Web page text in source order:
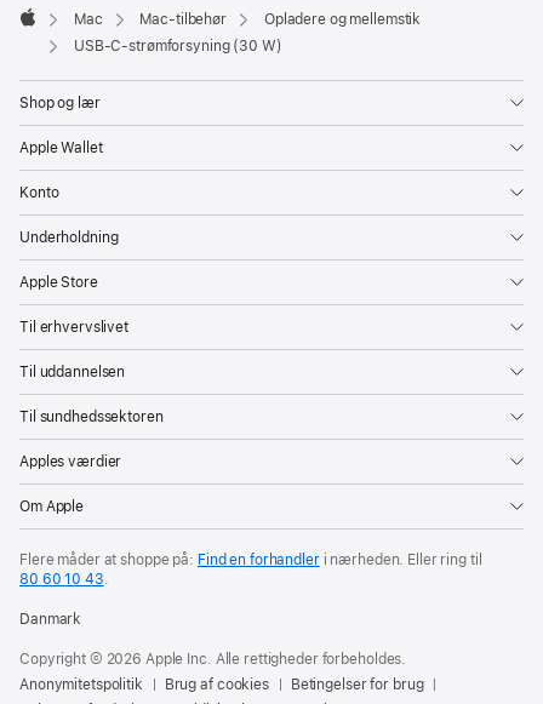
Apple
Mac Mac-tilbehør
Opladere og mellemstik
USB-C-strømforsyning (30 W)
Shop og lær
Apple Wallet
Konto
Underholdning
Apple Store
Til erhvervslivet
Til uddannelsen
Til sundhedssektoren
Apples værdier
Om Apple
Flere måder at shoppe på: Find en forhandleri nærheden. Eller ring til
80 60 10 43.
Danmark
Copyright © 2026 Apple Inc. Alle rettigheder forbeholdes.
Anonymitetspolitik
Brug af cookies
Betingelser for brug